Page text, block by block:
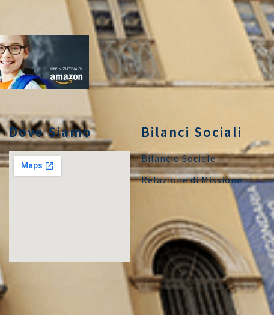
Dove Siamo Bilanci Sociali
Bilancio Sociale
Relazione di Missione